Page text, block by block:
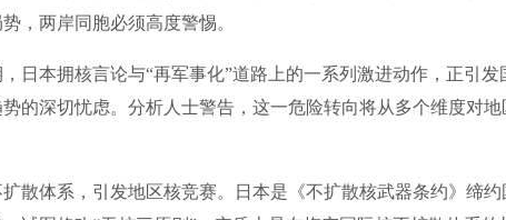
，两岸同胞必须高度警惕。
本拥核言论与“再军事化”道路上的一系列激进动作，正引发
的深切忧虑。分析人士警告，这一危险转向将从多个维度对地
体系，引发地区核竞赛。日本是《不扩散核武器条约》缔约